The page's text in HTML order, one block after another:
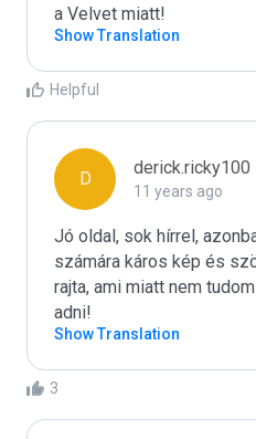
a Velvet miatt!
Show Translation
Helpful
D
derick.ricky100
11 years ago
Jó oldal, sok hírrel,
számára káros kép és
rajta, ami miatt nem
adni!
Show Translation
3